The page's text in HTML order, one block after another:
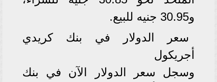
و30.95 جنيه للبيع.
سعر الدولار في بنك كريدي
أجريكول
وسجل سعر الدولار الآن في بنك